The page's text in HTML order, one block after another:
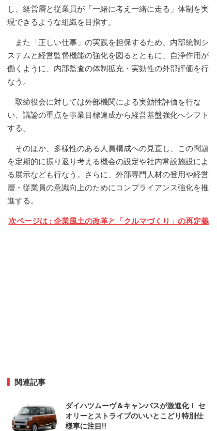
し、経営層と従業員が「一緒に考え一緒に走る」体制を実
現できるような組織を目指す。
また「正しい仕事」の実践を担保するため、内部統制シ
ステムと経営監督機能の強化を図るとともに、自浄作用が
働くように、内部監査の体制拡充・実効性の外部評価を行
なう。
取締役会に対しては外部機関による実効性評価を行な
い、議論の重点を事業目標達成から経営基盤強化へシフト
する。
そのほか、多様性のある人員構成への見直し、この問題
を定期的に振り返り考える機会の設定や社内常設施設によ
る展示なども行なう。さらに、外部専門人材の登用や経営
層・従業員の意識向上のためにコンプライアンス強化を推
進する。
次ページは : 企業風土の改革と「クルマづくり」の再定義
関連記事
ダイハツムーヴ＆キャンバスが激進化！ セ
オリーとストライプのいいとこどり特別仕
様車に注目!!